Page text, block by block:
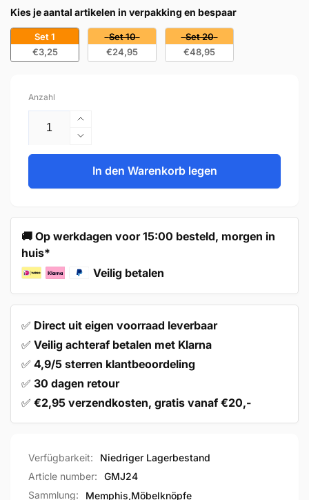
Kies je aantal artikelen in verpakking en bespaar
Set 1
€3,25
Set 10
€24,95
Set 20
€48,95
Anzahl
Erhöhe
die
Menge
für
Memphis
Verringere
die
Menge
für
32mm
Schwarz
–
In den Warenkorb legen
🚚 Op werkdagen voor 15:00 besteld, morgen in
huis*
Veilig betalen
✅ Direct uit eigen voorraad leverbaar
✅ Veilig achteraf betalen met Klarna
✅ 4,9/5 sterren klantbeoordeling
✅ 30 dagen retour
✅ €2,95 verzendkosten, gratis vanaf €20,-
Verfügbarkeit:
Niedriger Lagerbestand
Article number:
GMJ24
Sammlung:
Memphis,Möbelknöpfe